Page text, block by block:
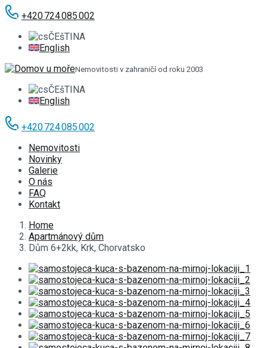
+420 724 085 002
ČEšTINA
English
Nemovitosti v zahraničí od roku 2003
ČEšTINA
English
+420 724 085 002
Nemovitosti
Novinky
Galerie
O nás
FAQ
Kontakt
Home
Apartmánový dům
Dům 6+2kk, Krk, Chorvatsko